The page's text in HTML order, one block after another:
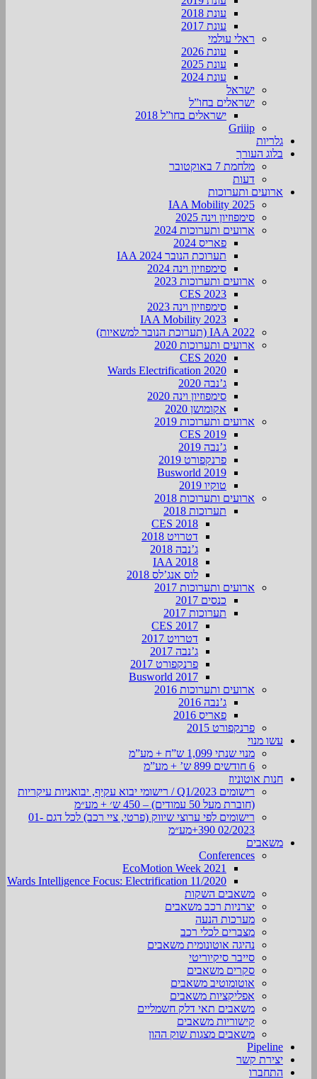
עונת 2018
עונת 2017
ראלי עולמי
עונת 2026
עונת 2025
עונת 2024
ישראל
ישראלים בחו”ל
ישראלים בחו”ל 2018
Griiip
גלריות
בלוג העורך
מלחמת 7 באוקטובר
דעות
ארועים ותערוכות
2025 IAA Mobility
סימפוזיון וינה 2025
ארועים ותערוכות 2024
פאריס 2024
תערוכת הנובר IAA 2024
סימפוזיון וינה 2024
ארועים ותערוכות 2023
CES 2023
סימפוזיון וינה 2023
IAA Mobility 2023
IAA 2022 (תערוכת הנובר למשאיות)
ארועים ותערוכות 2020
CES 2020
Wards Electrification 2020
ג’נבה 2020
סימפוזיון וינה 2020
אקומושן 2020
ארועים ותערוכות 2019
CES 2019
ג’נבה 2019
פרנקפורט 2019
Busworld 2019
טוקיו 2019
ארועים ותערוכות 2018
תערוכות 2018
CES 2018
דטרויט 2018
ג’נבה 2018
IAA 2018
לוס אנג’לס 2018
ארועים ותערוכות 2017
כנסים 2017
תערוכות 2017
CES 2017
דטרויט 2017
ג’נבה 2017
פרנקפורט 2017
Busworld 2017
ארועים ותערוכות 2016
ג’נבה 2016
פאריס 2016
פרנקפורט 2015
עשו מנוי
מנוי שנתי 1,099 ש”ח + מע”מ
6 חודשים 899 ש’ + מע”מ
חנות אוטוניוז
רישומים Q1/2023 / רישומי יבוא עקיף, יבואניות עיקריות
(חוברת מעל 50 עמודים) – 450 ש׳ + מע״מ
רישומים לפי ערוצי שיווק (פרטי, ציי רכב) לכל דגם 01-
02/2023 390+מע״מ
משאבים
Conferences
EcoMotion Week 2021
Wards Intelligence Focus: Electrification 11/2020
משאבים השקות
יצרניות רכב משאבים
מערכות הנעה
מצברים לכלי רכב
נהיגה אוטונומית משאבים
סייבר סיקיוריטי
סקרים משאבים
אוטומוטיב משאבים
אפליקציות משאבים
משאבים תאי דלק חשמליים
קישוריות משאבים
משאבים מצגות שוק ההון
Pipeline
יצירת קשר
התחברו